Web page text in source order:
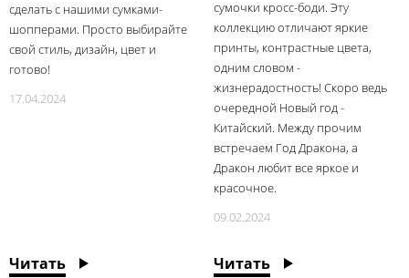
сделать с нашими сумками-
шопперами. Просто выбирайте
свой стиль, дизайн, цвет и
готово!
17.04.2024
Читать
сумочки кросс-боди. Эту
коллекцию отличают яркие
принты, контрастные цвета,
одним словом -
жизнерадостность! Скоро ведь
очередной Новый год -
Китайский. Между прочим
встречаем Год Дракона, а
Дракон любит все яркое и
красочное.
09.02.2024
Читать